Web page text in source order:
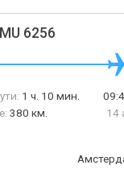
MU 6256
1 ч. 10 мин.
380 км.
14